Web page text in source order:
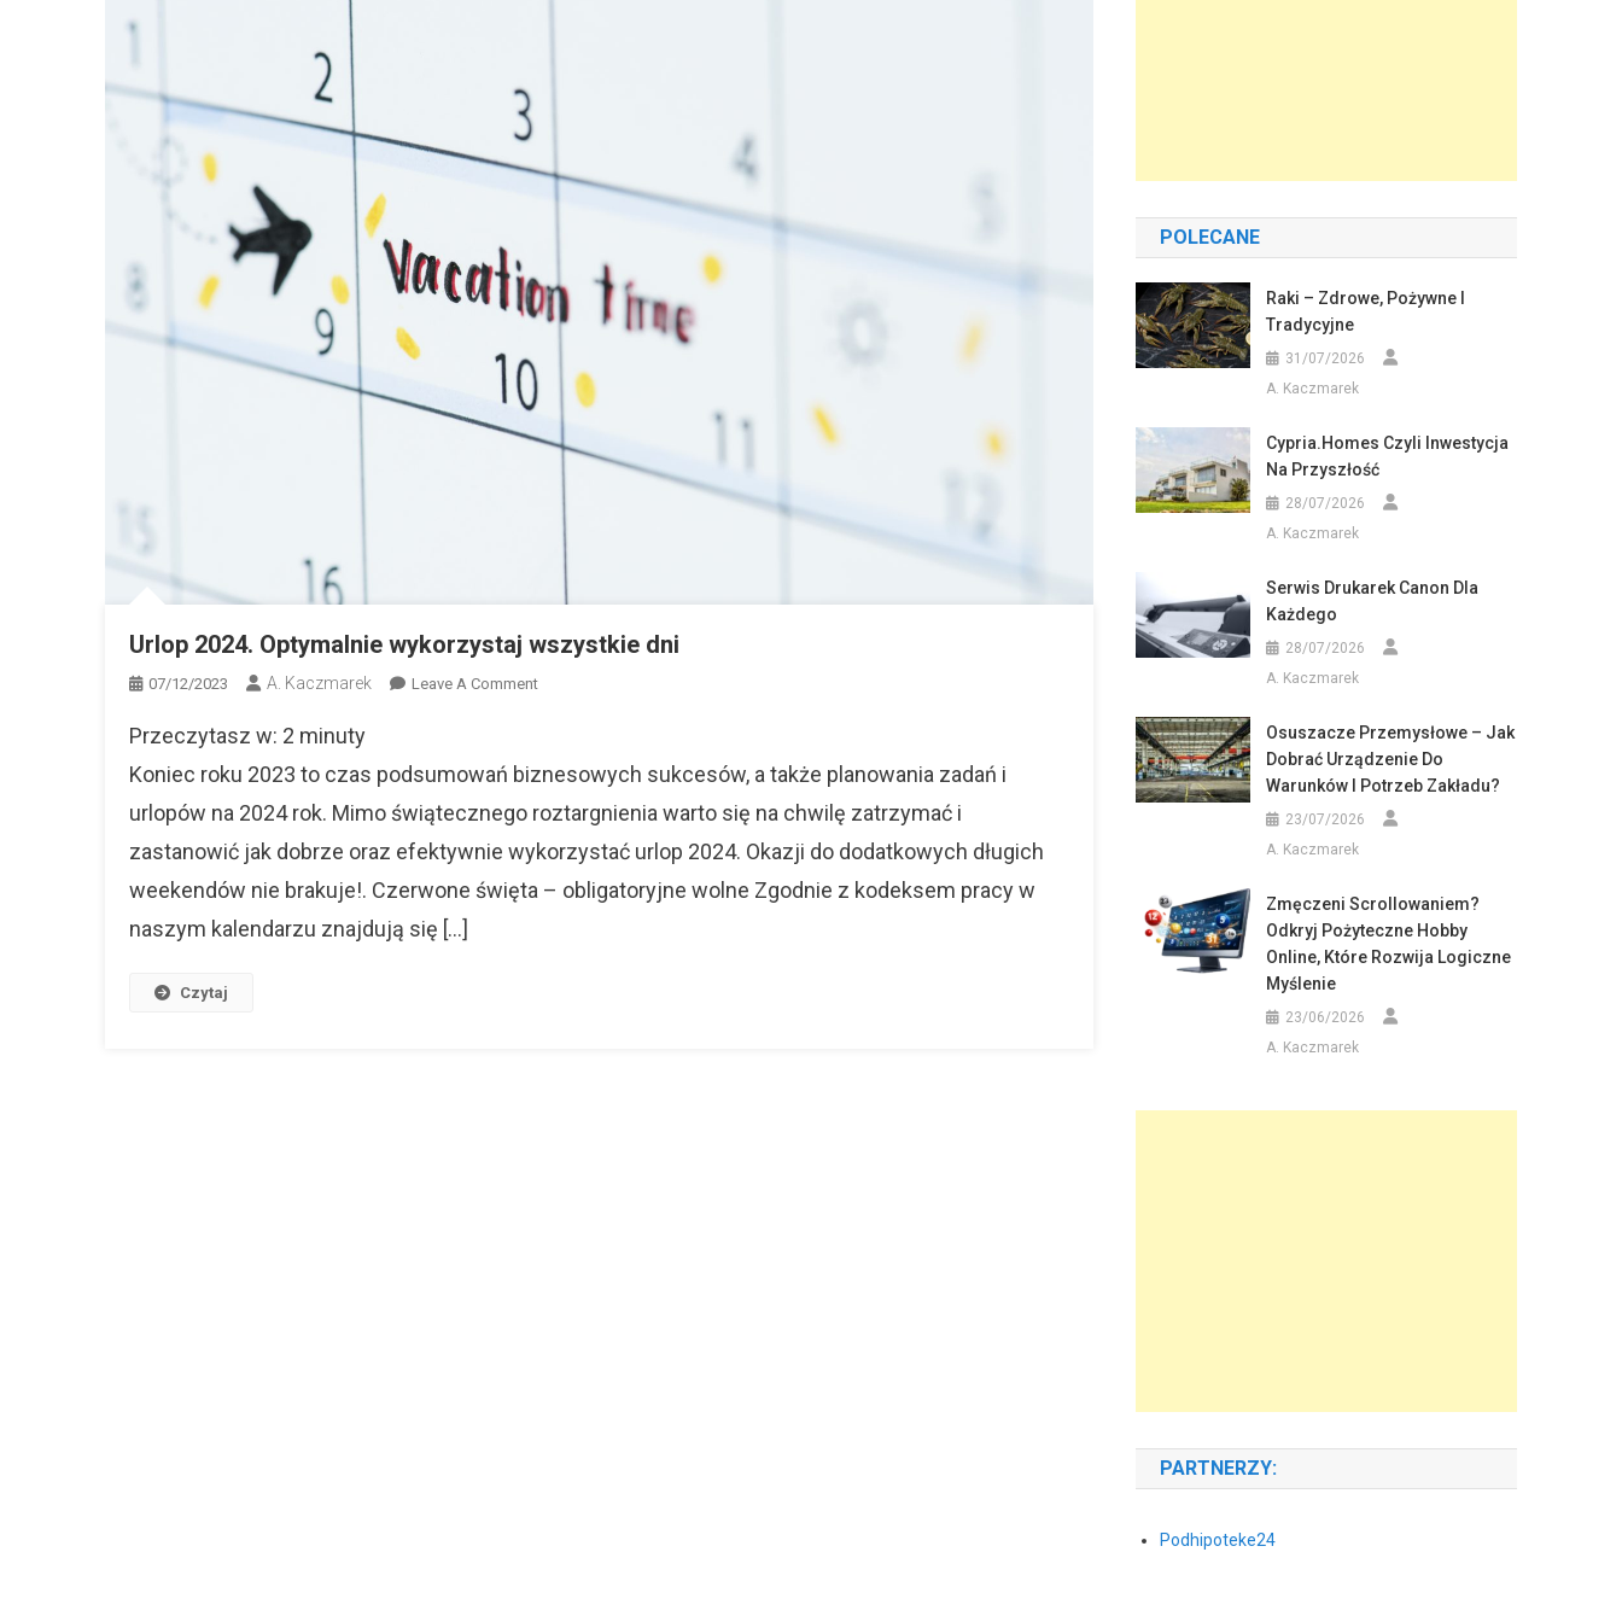
Urlop 2024. Optymalnie wykorzystaj wszystkie dni
07/12/2023 A. Kaczmarek Leave A CommentOn
Wykorzystaj
Wszystkie
Dni
Przeczytasz w: 2 minuty
Koniec roku 2023 to czas podsumowań biznesowych sukcesów, a także planowania zadań i
urlopów na 2024 rok. Mimo świątecznego roztargnienia warto się na chwilę zatrzymać i
zastanowić jak dobrze oraz efektywnie wykorzystać urlop 2024. Okazji do dodatkowych długich
weekendów nie brakuje!. Czerwone święta – obligatoryjne wolne Zgodnie z kodeksem pracy w
naszym kalendarzu znajdują się […]
Czytaj
POLECANE
Raki – Zdrowe, Pożywne I
Tradycyjne
31/07/2026
A. Kaczmarek
Cypria.homes Czyli Inwestycja
Na Przyszłość
28/07/2026
A. Kaczmarek
Serwis Drukarek Canon Dla
Każdego
28/07/2026
A. Kaczmarek
Osuszacze Przemysłowe – Jak
Dobrać Urządzenie Do
Warunków I Potrzeb Zakładu?
23/07/2026
A. Kaczmarek
Zmęczeni Scrollowaniem?
Odkryj Pożyteczne Hobby
Online, Które Rozwija Logiczne
Myślenie
23/06/2026
A. Kaczmarek
PARTNERZY:
Podhipoteke24